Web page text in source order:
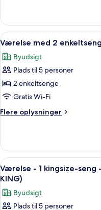
-
hjørneværelse
(101
VIEW)
-
kingsize-
-
hjørneværelse
VIEW)
Indlæs
alle
billeder
af
Værelse
med
2
enkeltsenge
udsigt
til
flod
(EXTRA
LARGE)
7
Værelse med 2
Byudsigt
Plads til 5 personer
2 enkeltsenge
Gratis Wi-Fi
Flere oplysninger
Flere
med
enkeltsenge
-
udsigt
til
flod
Indlæs
alle
billeder
af
6
Værelse - 1 kingsize-seng
KING)
Byudsigt
Plads til 5 personer